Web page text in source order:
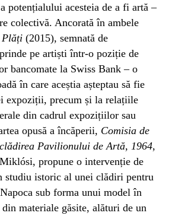
potențialului acesteia de a fi artă –
colectivă. Ancorată în ambele
Plăți (2015), semnată de
pe artiști într-o poziție de
bancomate la Swiss Bank – o
în care aceștia așteptau să fie
expoziții, precum și la relațiile
din cadrul expozițiilor sau
opusă a încăperii, Comisia de
Pavilionului de Artă, 1964,
propune o intervenție de
studiu istoric al unei clădiri pentru
sub forma unui model în
materiale găsite, alături de un